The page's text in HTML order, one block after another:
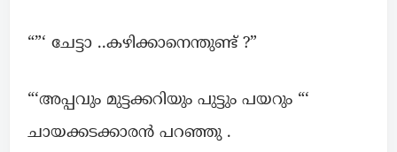
“”‘ ചേട്ടാ ..കഴിക്കാനെന്തുണ്ട് ?”
“‘അപ്പവും മുട്ടക്കറിയും പുട്ടും പയറും “‘
ചായക്കടക്കാരൻ പറഞ്ഞു .